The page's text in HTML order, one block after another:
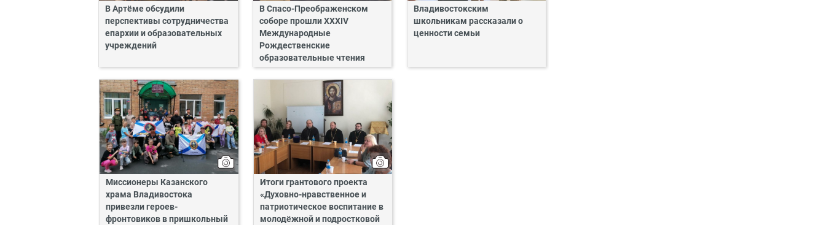
В Артёме обсудили
перспективы сотрудничества
епархии и образовательных
учреждений
В Спасо-Преображенском
соборе прошли XXXIV
Международные
Рождественские
образовательные чтения
Владивостокским
школьникам рассказали о
ценности семьи
Миссионеры Казанского
храма Владивостока
привезли героев-
фронтовиков в пришкольный
Итоги грантового проекта
«Духовно-нравственное и
патриотическое воспитание в
молодёжной и подростковой